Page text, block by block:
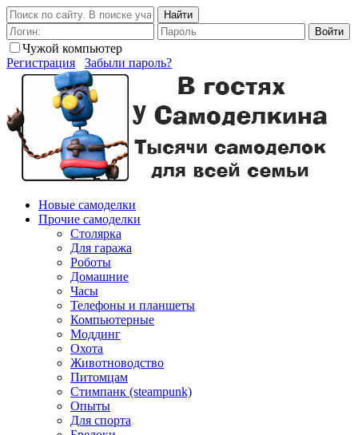
Найти
Войти
Чужой компьютер
Регистрация
Забыли пароль?
Новые самоделки
Прочие самоделки
Столярка
Для гаража
Роботы
Домашние
Часы
Телефоны и планшеты
Компьютерные
Моддинг
Охота
Животноводство
Питомцам
Стимпанк (steampunk)
Опыты
Для спорта